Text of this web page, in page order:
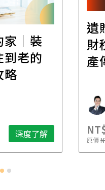
家｜裝
老的
略
深度了解
遺
財
產
原價